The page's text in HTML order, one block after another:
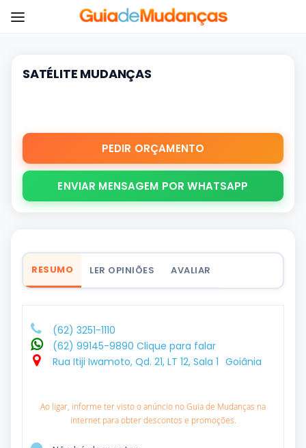
SATÉLITE MUDANÇAS
PEDIR ORÇAMENTO
ENVIAR MENSAGEM POR WHATSAPP
RESUMO LER OPINIÕES AVALIAR
(62) 3251-1110
(62) 99145-9890 Clique para falar
Rua Itiji Iwamoto, Qd. 21, LT 12, Sala 1 Goiânia
Ao ligar, informe ter visto o anúncio no Guia de Mudanças na
internet para obter descontos e promoções.